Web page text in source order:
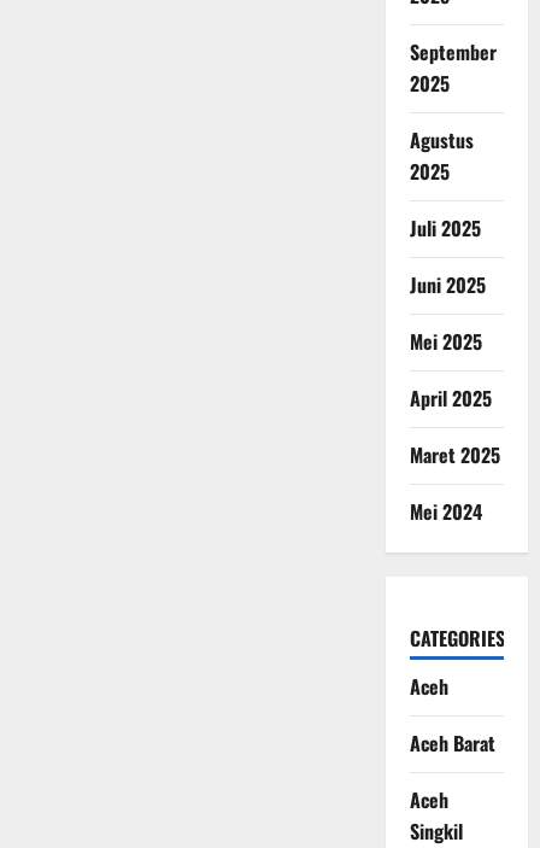
September
2025
Agustus
2025
Juli 2025
Juni 2025
Mei 2025
April 2025
Maret 2025
Mei 2024
CATEGORIES
Aceh
Aceh Barat
Aceh
Singkil